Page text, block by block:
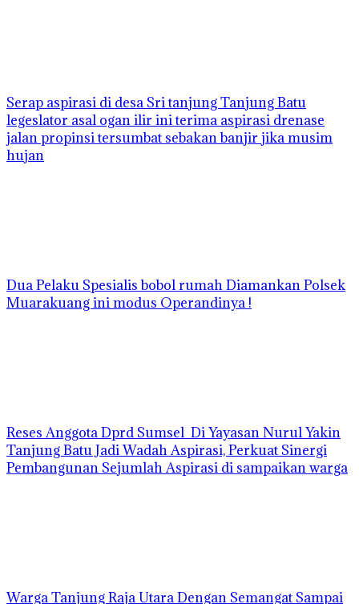
Serap aspirasi di desa Sri tanjung Tanjung Batu
legeslator asal ogan ilir ini terima aspirasi drenase
jalan propinsi tersumbat sebakan banjir jika musim
hujan
Dua Pelaku Spesialis bobol rumah Diamankan Polsek
Muarakuang ini modus Operandinya !
Reses Anggota Dprd Sumsel Di Yayasan Nurul Yakin
Tanjung Batu Jadi Wadah Aspirasi, Perkuat Sinergi
Pembangunan Sejumlah Aspirasi di sampaikan warga
Warga Tanjung Raja Utara Dengan Semangat Sampai